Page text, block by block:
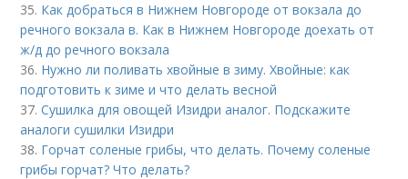
35. Как добраться в Нижнем Новгороде от вокзала до
речного вокзала в. Как в Нижнем Новгороде доехать от
ж/д до речного вокзала
36. Нужно ли поливать хвойные в зиму. Хвойные: как
подготовить к зиме и что делать весной
37.Сушилка для овощей Изидри аналог. Подскажите
аналоги сушилки Изидри
38. Горчат соленые грибы, что делать. Почему соленые
грибы горчат? Что делать?